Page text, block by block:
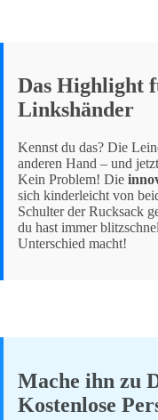
Das Highlight
Linkshänder
Kennst du das? Die
anderen Hand – und
Kein Problem! Die
sich kinderleicht von
Schulter der Rucksack
du hast immer
Unterschied macht!
Mache ihn zu
Kostenlose